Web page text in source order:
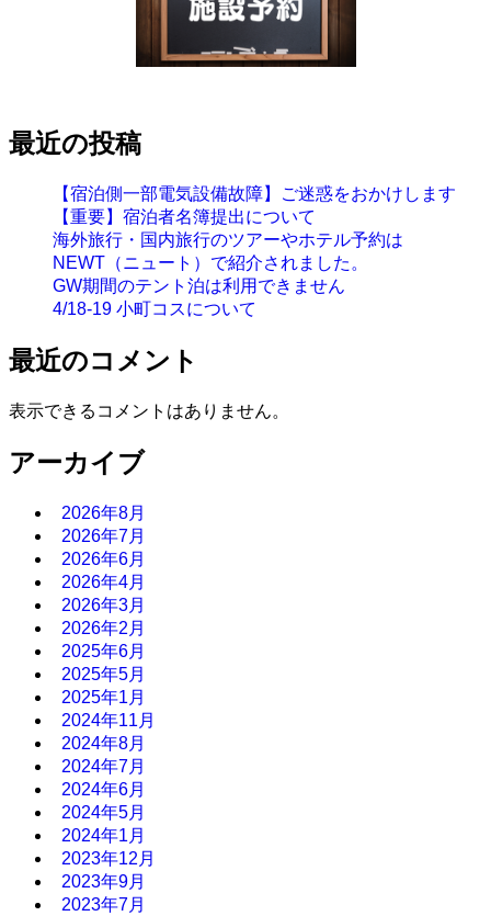
最近の投稿
【宿泊側一部電気設備故障】ご迷惑をおかけします
【重要】宿泊者名簿提出について
海外旅行・国内旅行のツアーやホテル予約は
NEWT（ニュート）で紹介されました。
GW期間のテント泊は利用できません
4/18-19 小町コスについて
最近のコメント
表示できるコメントはありません。
アーカイブ
2026年8月
2026年7月
2026年6月
2026年4月
2026年3月
2026年2月
2025年6月
2025年5月
2025年1月
2024年11月
2024年8月
2024年7月
2024年6月
2024年5月
2024年1月
2023年12月
2023年9月
2023年7月